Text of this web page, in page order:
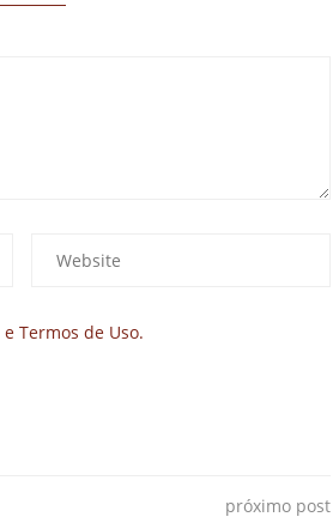
Termos de Uso.
próximo post